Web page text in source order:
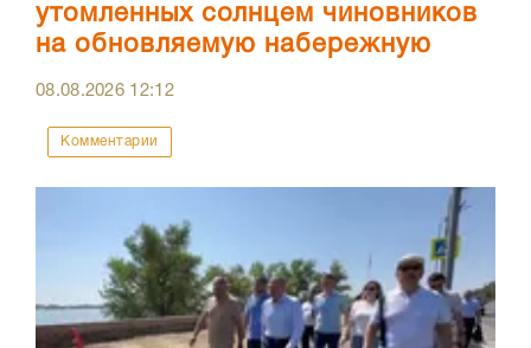
утомленных солнцем чиновников
на обновляемую набережную
08.08.2026 12:12
Комментарии